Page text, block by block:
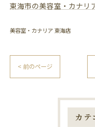
東海市の美容室・カナリ
美容室・カナリア 東海店
< 前のページ
カテ